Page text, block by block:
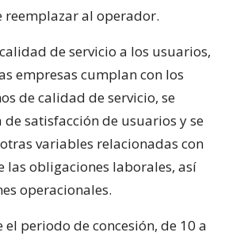
al operador.
de servicio a los usuarios,
empresas cumplan con los
de calidad de servicio, se
satisfacción de usuarios y se
variables relacionadas con
las obligaciones laborales, así
operacionales.
periodo de concesión, de 10 a